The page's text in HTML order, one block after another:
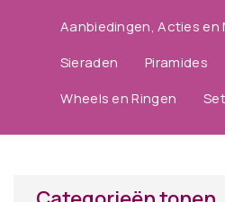
Aanbiedingen, Acties en
Sieraden
Piramides
Wheels en Ringen